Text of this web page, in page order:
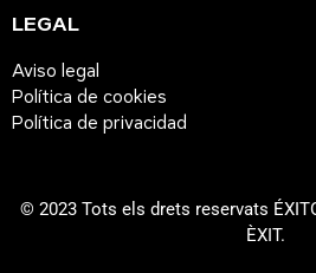
LEGAL
Aviso legal
Política de cookies
Política de privacidad
© 2023 Tots els drets reservats
ÈXIT.